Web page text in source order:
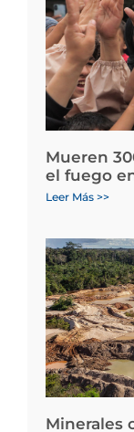
Mueren
el fuego
Leer Más >>
Minerales